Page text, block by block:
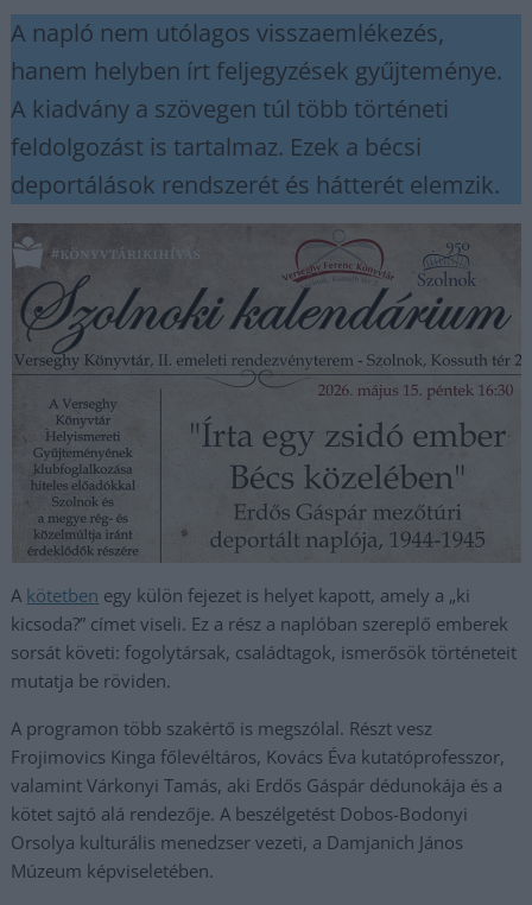
A napló nem utólagos visszaemlékezés,
hanem helyben írt feljegyzések gyűjteménye.
A kiadvány a szövegen túl több történeti
feldolgozást is tartalmaz. Ezek a bécsi
deportálások rendszerét és hátterét elemzik.
A kötetben egy külön fejezet is helyet kapott, amely a „ki
kicsoda?” címet viseli. Ez a rész a naplóban szereplő emberek
sorsát követi: fogolytársak, családtagok, ismerősök történeteit
mutatja be röviden.
A programon több szakértő is megszólal. Részt vesz
Frojimovics Kinga főlevéltáros, Kovács Éva kutatóprofesszor,
valamint Várkonyi Tamás, aki Erdős Gáspár dédunokája és a
kötet sajtó alá rendezője. A beszélgetést Dobos-Bodonyi
Orsolya kulturális menedzser vezeti, a Damjanich János
Múzeum képviseletében.